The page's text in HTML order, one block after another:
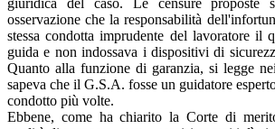
osservazione che la responsabilità
stessa condotta imprudente del lavoratore il
guida e non indossava i dispositivi di
Quanto alla funzione di garanzia, si legge
sapeva che il G.S.A. fosse un guidatore
condotto più volte.
Ebbene, come ha chiarito la Corte di